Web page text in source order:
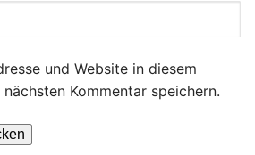
und Website in diesem
Kommentar speichern.